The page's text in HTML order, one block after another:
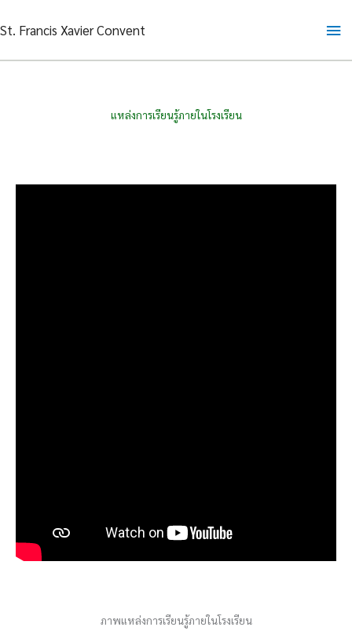
to
St. Francis Xavier Convent
แหล่งการเรียนรู้ภายในโรงเรียน
ภาพแหล่งการเรียนรู้ภายในโรงเรียน